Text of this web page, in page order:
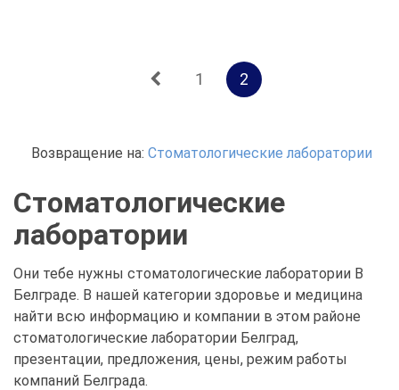
1 2
Возвращение на: Стоматологические лаборатории
Стоматологические
лаборатории
Они тебе нужны стоматологические лаборатории В
Белграде. В нашей категории здоровье и медицина
найти всю информацию и компании в этом районе
стоматологические лаборатории Белград,
презентации, предложения, цены, режим работы
компаний Белграда.